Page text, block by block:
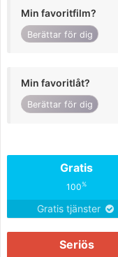
Min favoritfilm?
Berättar för dig
Min favoritlåt?
Berättar för dig
Gratis
100%
Gratis tjänster
Seriös